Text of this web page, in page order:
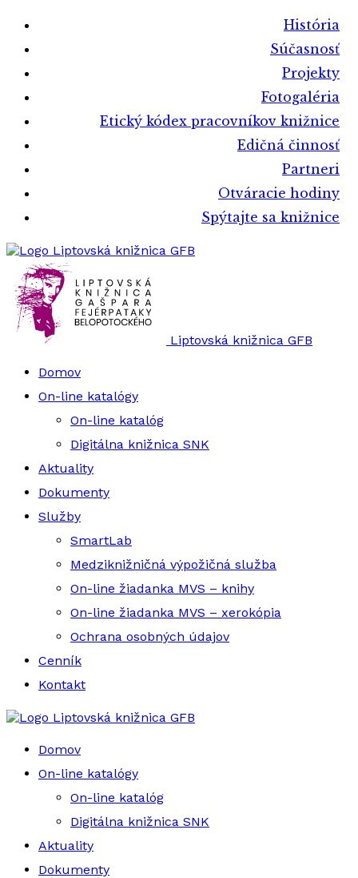
História
Súčasnosť
Projekty
Fotogaléria
Etický kódex pracovníkov knižnice
Edičná činnosť
Partneri
Otváracie hodiny
Spýtajte sa knižnice
Liptovská knižnica GFB
Liptovská knižnica GFB
Domov
On-line katalógy
On-line katalóg
Digitálna knižnica SNK
Aktuality
Dokumenty
Služby
SmartLab
Medziknižničná výpožičná služba
On-line žiadanka MVS – knihy
On-line žiadanka MVS – xerokópia
Ochrana osobných údajov
Cenník
Kontakt
Liptovská knižnica GFB
Domov
On-line katalógy
On-line katalóg
Digitálna knižnica SNK
Aktuality
Dokumenty